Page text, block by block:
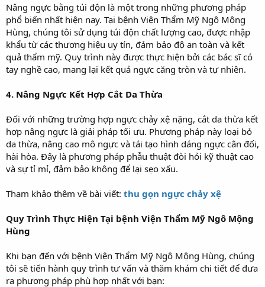
Nâng ngực bằng túi độn là một trong những phương pháp
phổ biến nhất hiện nay. Tại bệnh Viện Thẩm Mỹ Ngô Mộng
Hùng, chúng tôi sử dụng túi độn chất lượng cao, được nhập
khẩu từ các thương hiệu uy tín, đảm bảo độ an toàn và kết
quả thẩm mỹ. Quy trình này được thực hiện bởi các bác sĩ có
tay nghề cao, mang lại kết quả ngực căng tròn và tự nhiên.
4. Nâng Ngực Kết Hợp Cắt Da Thừa
Đối với những trường hợp ngực chảy xệ nặng, cắt da thừa kết
hợp nâng ngực là giải pháp tối ưu. Phương pháp này loại bỏ
da thừa, nâng cao mô ngực và tái tạo hình dáng ngực cân đối,
hài hòa. Đây là phương pháp phẫu thuật đòi hỏi kỹ thuật cao
và sự tỉ mỉ, đảm bảo không để lại sẹo xấu.
Tham khảo thêm về bài viết: thu gọn ngực chảy xệ
Quy Trình Thực Hiện Tại bệnh Viện Thẩm Mỹ Ngô Mộng
Hùng
Khi bạn đến với bệnh Viện Thẩm Mỹ Ngô Mộng Hùng, chúng
tôi sẽ tiến hành quy trình tư vấn và thăm khám chi tiết để đưa
ra phương pháp phù hợp nhất với bạn: